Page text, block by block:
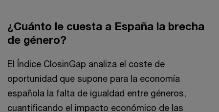
¿Cuánto le cuesta a España la brecha
de género?
El Índice ClosinGap analiza el coste de
oportunidad que supone para la economía
española la falta de igualdad entre géneros,
cuantificando el impacto económico de las